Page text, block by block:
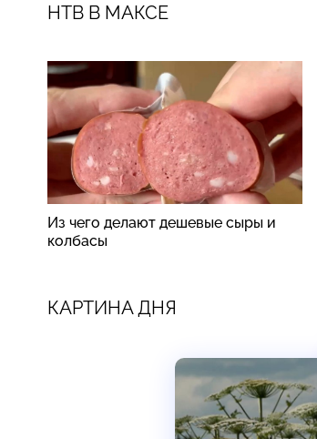
НТВ В МАКСЕ
Из чего делают дешевые сыры и
колбасы
КАРТИНА ДНЯ